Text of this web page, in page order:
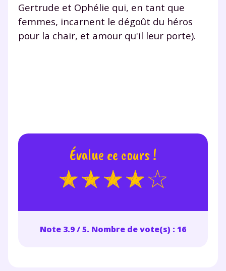
Gertrude et Ophélie qui, en tant que
femmes, incarnent le dégoût du héros
pour la chair, et amour qu'il leur porte).
Évalue ce cours !
Note 3.9 / 5. Nombre de vote(s) : 16